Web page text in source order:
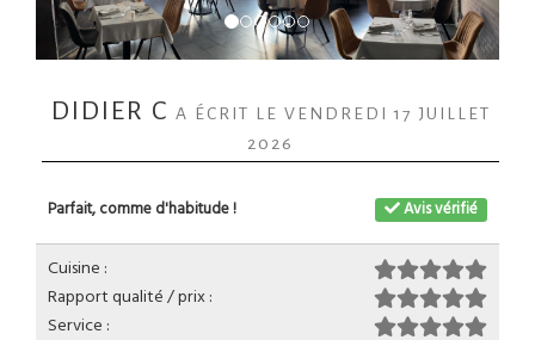
DIDIER C A ÉCRIT LE VENDREDI 17 JUILLET
2026
Avis vérifié
Parfait, comme d'habitude !
Cuisine :
Rapport qualité / prix :
Service :